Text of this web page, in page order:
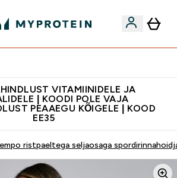
VITAMIINIDELE JA
| KOODI POLE VAJA
PEAAEGU KÕIGELE | KOOD
EE35
ristpaeltega seljaosaga